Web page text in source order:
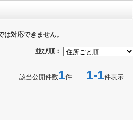
対応できません。
並び順：
該当公開件数1件 1-1件表示